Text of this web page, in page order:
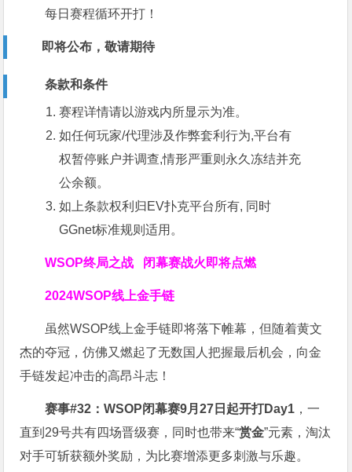
每日赛程循环开打！
即将公布，敬请期待
条款和条件
赛程详情请以游戏内所显示为准。
如任何玩家/代理涉及作弊套利行为,平台有
权暂停账户并调查,情形严重则永久冻结并充
公余额。
如上条款权利归EV扑克平台所有, 同时
GGnet标准规则适用。
WSOP终局之战 闭幕赛战火即将点燃
2024WSOP线上金手链
虽然WSOP线上金手链即将落下帷幕，但随着黄文
杰的夺冠，仿佛又燃起了无数国人把握最后机会，向金
手链发起冲击的高昂斗志！
赛事#32：WSOP闭幕赛9月27日起开打Day1 ，一
直到29号共有四场晋级赛，同时也带来“赏金”元素，淘汰
对手可斩获额外奖励，为比赛增添更多刺激与乐趣。